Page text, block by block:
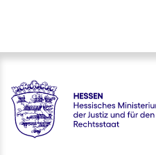
Hessen - Hessisches